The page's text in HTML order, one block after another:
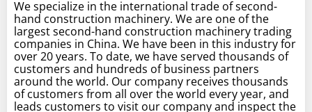
We specialize in the international trade of second-
hand construction machinery. We are one of the
largest second-hand construction machinery trading
companies in China. We have been in this industry for
over 20 years. To date, we have served thousands of
customers and hundreds of business partners
around the world. Our company receives thousands
of customers from all over the world every year, and
leads customers to visit our company and inspect the